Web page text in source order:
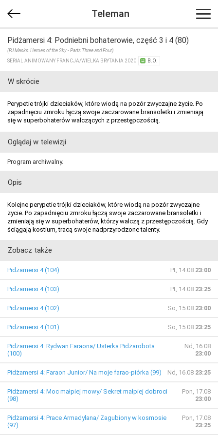
Teleman
Pidżamersi 4: Podniebni bohaterowie, część 3 i 4 (80)
(PJ Masks: Heroes of the Sky - Parts Three and Four)
SERIAL ANIMOWANY FRANCJA/​WIELKA BRYTANIA 2020
B.O.
W skrócie
Perypetie trójki dzieciaków, które wiodą na pozór zwyczajne życie. Po
zapadnięciu zmroku łączą swoje zaczarowane bransoletki i zmieniają
się w superbohaterów walczących z przestępczością.
Oglądaj w telewizji
Program archiwalny.
Opis
Kolejne perypetie trójki dzieciaków, które wiodą na pozór zwyczajne
życie. Po zapadnięciu zmroku łączą swoje zaczarowane bransoletki i
zmieniają się w superbohaterów, którzy walczą z przestępczością. Gdy
ściągają kostium, tracą swoje nadprzyrodzone talenty.
Zobacz także
Pidżamersi 4 (104) Pt, 14.08 23:00
Pidżamersi 4 (103) Pt, 14.08 23:25
Pidżamersi 4 (102) So, 15.08 23:00
Pidżamersi 4 (101) So, 15.08 23:25
Pidżamersi 4: Rydwan Faraona/ Usterka Pidżarobota
(100)
Nd, 16.08
23:00
Pidżamersi 4: Faraon Junior/ Na moje farao-piórka (99) Nd, 16.08 23:25
Pidżamersi 4: Moc małpiej mowy/ Sekret małpiej dobroci
(98)
Pon, 17.08
23:00
Pidżamersi 4: Prace Armadylana/ Zagubiony w kosmosie
(97)
Pon, 17.08
23:25